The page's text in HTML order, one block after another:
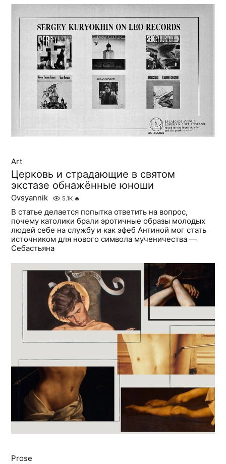
Art
Церковь и страдающие в святом
экстазе обнажённые юноши
Ovsyannik 5.1K 🔥
В статье делается попытка ответить на вопрос,
почему католики брали эротичные образы молодых
людей себе на службу и как эфеб Антиной мог стать
источником для нового символа мученичества —
Себастьяна
Prose